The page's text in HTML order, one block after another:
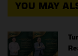
YOU MAY